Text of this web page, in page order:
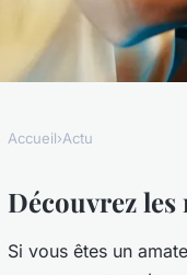
Accueil›Actu
Découvrez les
Si vous êtes un